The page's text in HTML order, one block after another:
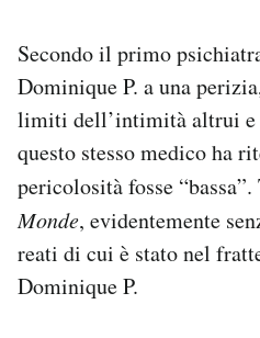
Secondo il primo
Dominique P. a una
limiti dell’intimità altrui e
questo stesso medico ha
pericolosità fosse
Monde, evidentemente
reati di cui è stato nel
Dominique P.